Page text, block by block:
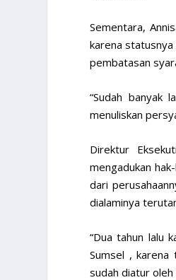
Sementara,
karena
pembatasan
“Sudah banyak
menuliskan
Direktur
mengadukan
dari
dialaminya
“Dua tahun lalu
Sumsel , karena
sudah diatur